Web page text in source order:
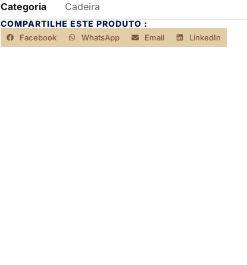
Categoria
Cadeira
COMPARTILHE ESTE PRODUTO :
Facebook WhatsApp Email LinkedIn